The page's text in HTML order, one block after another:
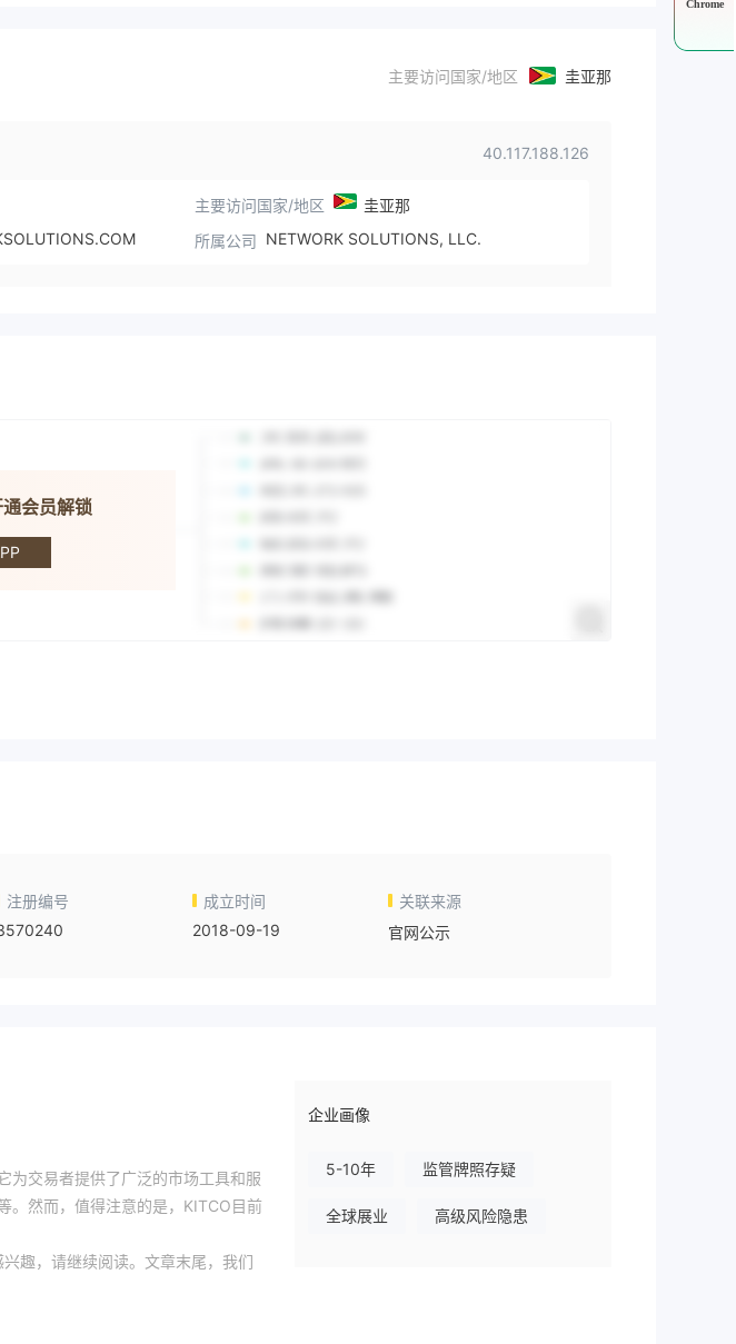
主要访问国家/地区 圭亚那
40.117.188.126
主要访问国家/地区
圭亚那
所属公司 NETWORK SOLUTIONS, LLC.
会员解锁
注册编号
成立时间
2018-09-19
关联来源
官网公示
为交易者提供了广泛的市场工具和服
。然而，值得注意的是，KITCO目前
趣，请继续阅读。文章末尾，我们
企业画像
5-10年 监管牌照存疑
全球展业 高级风险隐患
Chrome